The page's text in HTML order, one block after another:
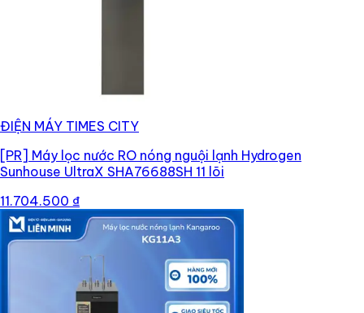
ĐIỆN MÁY TIMES CITY
[PR] Máy lọc nước RO nóng nguội lạnh Hydrogen
Sunhouse UltraX SHA76688SH 11 lõi
11.704.500 ₫